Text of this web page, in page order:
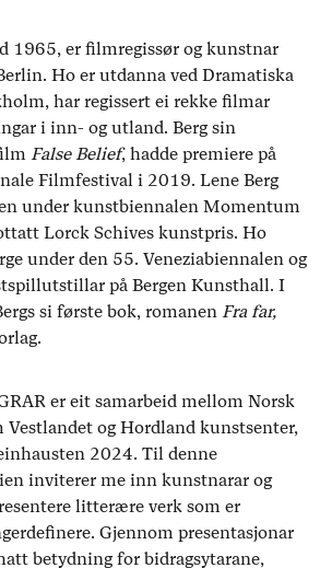
1965, er filmregissør og kunstnar
Ho er utdanna ved Dramatiska
har regissert ei rekke filmar
i inn- og utland. Berg sin
False Belief, hadde premiere på
Filmfestival i 2019. Lene Berg
under kunstbiennalen Momentum
Lorck Schives kunstpris. Ho
under den 55. Veneziabiennalen og
på Bergen Kunsthall. I
si første bok, romanenFra far,
er eit samarbeid mellom Norsk
og Hordland kunstsenter,
2024. Til denne
inviterer me inn kunstnarar og
litterære verk som er
Gjennom presentasjonar
betydning for bidragsytarane,